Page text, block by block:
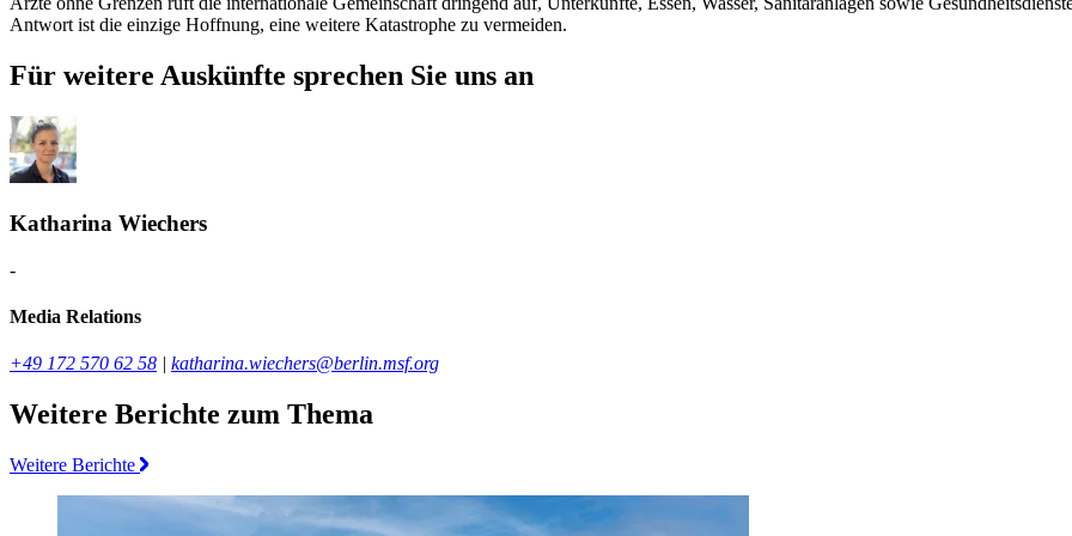
Antwort ist die einzige Hoffnung, eine weitere Katastrophe zu vermeiden.
Für weitere Auskünfte sprechen Sie uns an
Katharina Wiechers
-
Media Relations
+49 172 570 62 58 | katharina.wiechers@berlin.msf.org
Weitere Berichte zum Thema
Weitere Berichte